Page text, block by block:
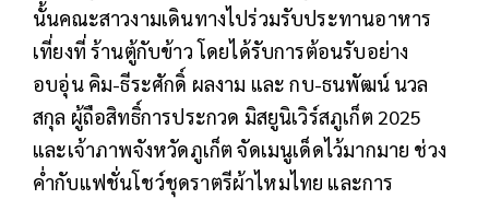
นั้นคณะสาวงามเดินทางไปร่วมรับประทานอาหาร
เที่ยงที่ ร้านตู้กับข้าว โดยได้รับการต้อนรับอย่าง
อบอุ่น คิม-ธีระศักดิ์ ผลงาม และ กบ-ธนพัฒน์ นวล
สกุล ผู้ถือสิทธิ์การประกวด มิสยูนิเวิร์สภูเก็ต 2025
และเจ้าภาพจังหวัดภูเก็ต จัดเมนูเด็ดไว้มากมาย ช่วง
ค่ำกับแฟชั่นโชว์ชุดราตรีผ้าไหมไทย และการ